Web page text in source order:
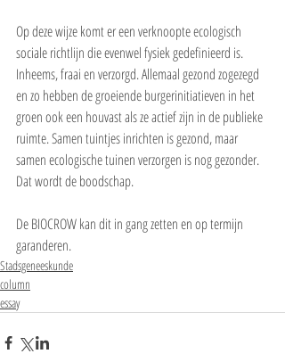
Op deze wijze komt er een verknoopte ecologisch
sociale richtlijn die evenwel fysiek gedefinieerd is.
Inheems, fraai en verzorgd. Allemaal gezond zogezegd
en zo hebben de groeiende burgerinitiatieven in het
groen ook een houvast als ze actief zijn in de publieke
ruimte. Samen tuintjes inrichten is gezond, maar
samen ecologische tuinen verzorgen is nog gezonder.
Dat wordt de boodschap.
De BIOCROW kan dit in gang zetten en op termijn
garanderen.
Stadsgeneeskunde
column
essay